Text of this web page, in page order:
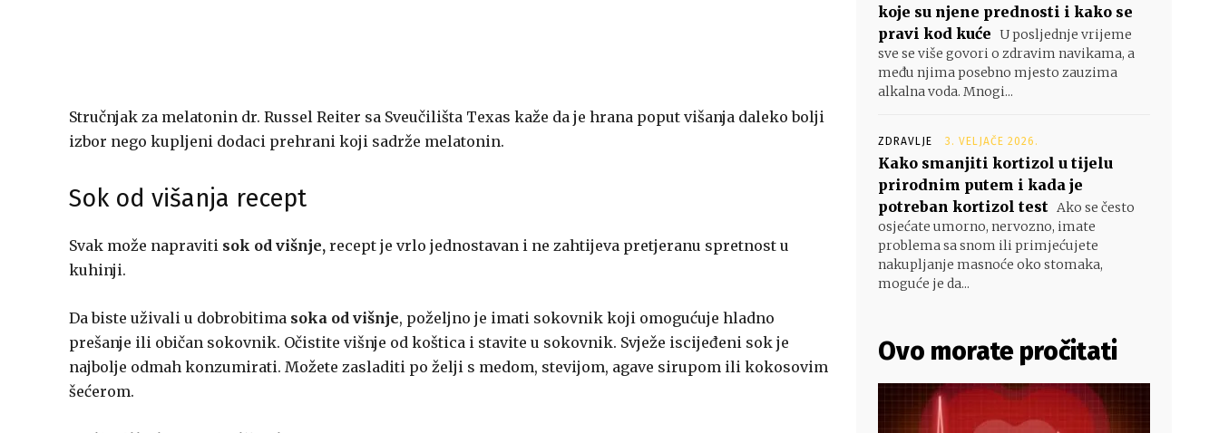
Stručnjak za melatonin dr. Russel Reiter sa Sveučilišta Texas kaže da je hrana poput višanja daleko bolji
izbor nego kupljeni dodaci prehrani koji sadrže melatonin.
Sok od višanja recept
Svak može napraviti sok od višnje, recept je vrlo jednostavan i ne zahtijeva pretjeranu spretnost u
kuhinji.
Da biste uživali u dobrobitima soka od višnje, poželjno je imati sokovnik koji omogućuje hladno
prešanje ili običan sokovnik. Očistite višnje od koštica i stavite u sokovnik. Svježe iscijeđeni sok je
najbolje odmah konzumirati. Možete zasladiti po želji s medom, stevijom, agave sirupom ili kokosovim
šećerom.
koje su njene prednosti i kako se
pravi kod kuće U posljednje vrijeme
sve se više govori o zdravim navikama, a
među njima posebno mjesto zauzima
alkalna voda. Mnogi...
ZDRAVLJE 3. VELJAČE 2026.
Kako smanjiti kortizol u tijelu
prirodnim putem i kada je
potreban kortizol test Ako se često
osjećate umorno, nervozno, imate
problema sa snom ili primjećujete
nakupljanje masnoće oko stomaka,
moguće je da...
Ovo morate pročitati